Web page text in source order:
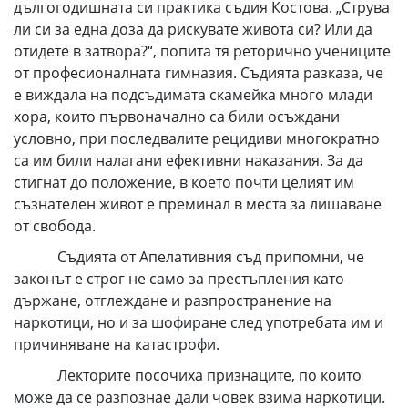
дългогодишната си практика съдия Костова. „Струва
ли си за една доза да рискувате живота си? Или да
отидете в затвора?“, попита тя реторично учениците
от професионалната гимназия. Съдията разказа, че
е виждала на подсъдимата скамейка много млади
хора, които първоначално са били осъждани
условно, при последвалите рецидиви многократно
са им били налагани ефективни наказания. За да
стигнат до положение, в което почти целият им
съзнателен живот е преминал в места за лишаване
от свобода.
Съдията от Апелативния съд припомни, че
законът е строг не само за престъпления като
държане, отглеждане и разпространение на
наркотици, но и за шофиране след употребата им и
причиняване на катастрофи.
Лекторите посочиха признаците, по които
може да се разпознае дали човек взима наркотици.